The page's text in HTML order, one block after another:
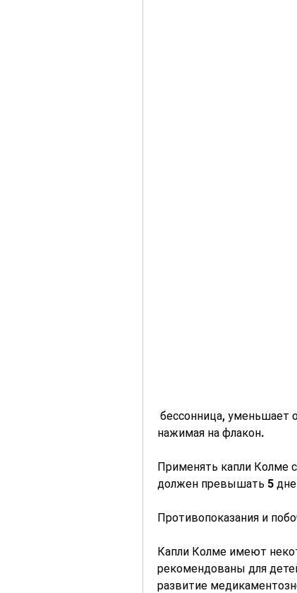
нажимая на флакон.
Применять капли Колме
должен превышать 5
Противопоказания и
Капли Колме имеют
рекомендованы для
развитие